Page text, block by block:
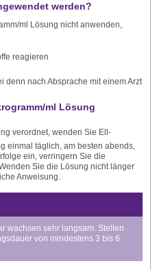
werden?
ml Lösung nicht anwenden,
reagieren
denn nach Absprache mit einem Arzt
ml Lösung
verordnet, wenden Sie Ell-
einmal täglich, am besten abends,
ein, verringern Sie die
Sie die Lösung nicht länger
Anweisung.
wachsen sehr langsam. Stellen
von mindestens 3 bis 6